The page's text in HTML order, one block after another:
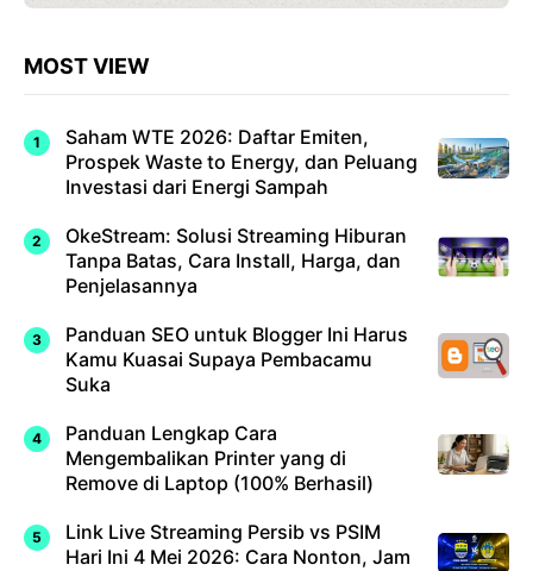
MOST VIEW
Saham WTE 2026: Daftar Emiten,
Prospek Waste to Energy, dan Peluang
Investasi dari Energi Sampah
OkeStream: Solusi Streaming Hiburan
Tanpa Batas, Cara Install, Harga, dan
Penjelasannya
Panduan SEO untuk Blogger Ini Harus
Kamu Kuasai Supaya Pembacamu
Suka
Panduan Lengkap Cara
Mengembalikan Printer yang di
Remove di Laptop (100% Berhasil)
Link Live Streaming Persib vs PSIM
Hari Ini 4 Mei 2026: Cara Nonton, Jam